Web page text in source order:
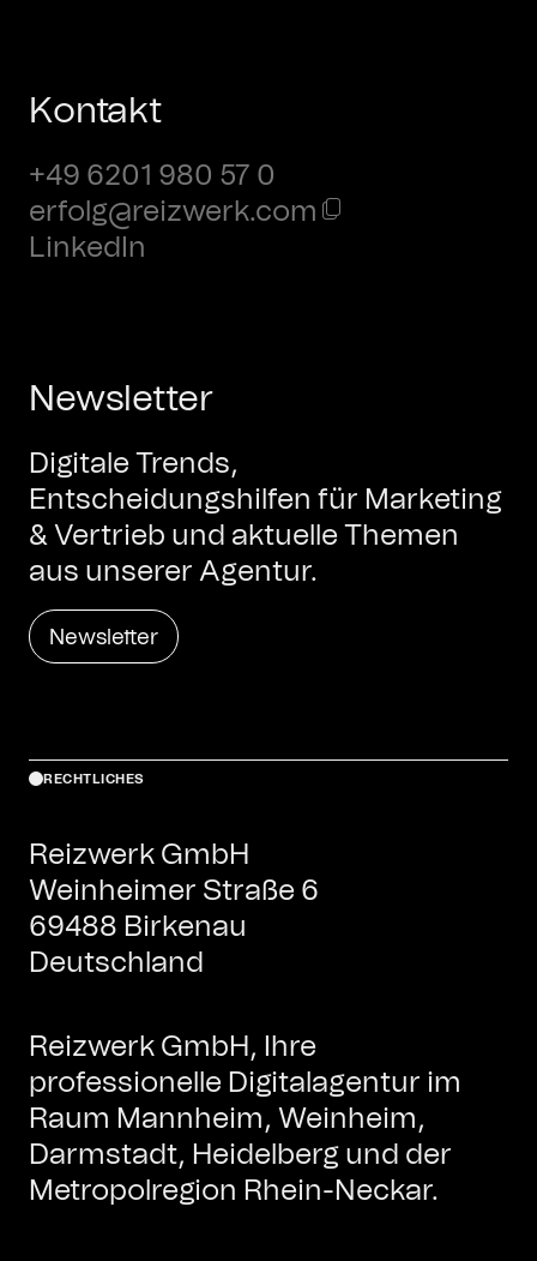
Kontakt
+49 6201 980 57 0
erfolg@reizwerk.com
LinkedIn
Newsletter
Digitale Trends,
Entscheidungshilfen für Marketing
& Vertrieb und aktuelle Themen
aus unserer Agentur.
Newsletter
RECHTLICHES
Reizwerk GmbH
Weinheimer Straße 6
69488 Birkenau
Deutschland
Reizwerk GmbH, Ihre
professionelle Digitalagentur im
Raum Mannheim, Weinheim,
Darmstadt, Heidelberg und der
Metropolregion Rhein-Neckar.